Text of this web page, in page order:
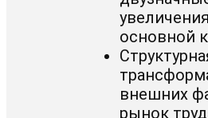
основной
внешних
рынок